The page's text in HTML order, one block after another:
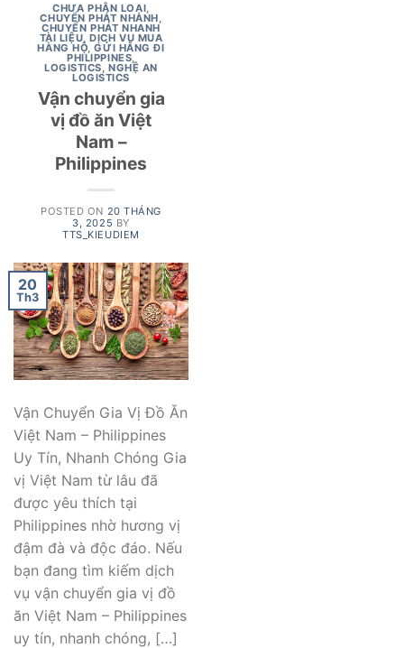
CHƯA PHÂN LOẠI,
CHUYỂN PHÁT NHANH,
CHUYỂN PHÁT NHANH
TÀI LIỆU,DỊCH VỤ MUA
HÀNG HỘ,GỬI HÀNG ĐI
PHILIPPINES,
LOGISTICS,NGHỆ AN
LOGISTICS
Vận chuyển gia
vị đồ ăn Việt
Nam –
Philippines
POSTED ON 20 THÁNG
3, 2025 BY
TTS_KIEUDIEM
20
Th3
Vận Chuyển Gia Vị Đồ Ăn
Việt Nam – Philippines
Uy Tín, Nhanh Chóng Gia
vị Việt Nam từ lâu đã
được yêu thích tại
Philippines nhờ hương vị
đậm đà và độc đáo. Nếu
bạn đang tìm kiếm dịch
vụ vận chuyển gia vị đồ
ăn Việt Nam – Philippines
uy tín, nhanh chóng, […]